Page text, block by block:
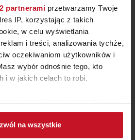
partnerami przetwarzamy Twoje
IP, korzystając z takich
w celu wyświetlania
i treści, analizowania tychże,
oczekiwaniom użytkowników i
wybór odnośnie tego, kto
i w jakich celach to robi.
chcielibyśmy również:
dotyczące Twojej lokalizacji
nawet do kilku metrów
urządzenie, aktywnie
na wszystkie
ŁÓŻKO BUBBLE
O CENĘ W SALONIE